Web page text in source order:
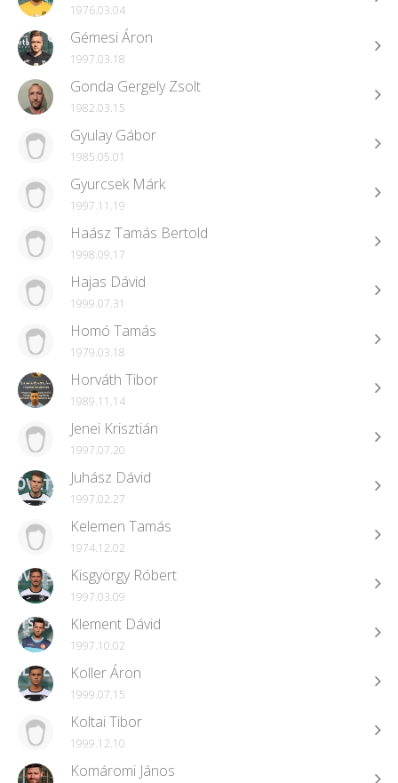
1976.03.04
Gémesi Áron
1997.03.18
Gonda Gergely Zsolt
1982.03.15
Gyulay Gábor
1985.05.01
Gyurcsek Márk
1997.11.19
Haász Tamás Bertold
1998.09.17
Hajas Dávid
1999.07.31
Homó Tamás
1979.03.18
Horváth Tibor
1989.11.14
Jenei Krisztián
1997.07.20
Juhász Dávid
1997.02.27
Kelemen Tamás
1974.12.02
Kisgyörgy Róbert
1997.03.09
Klement Dávid
1997.10.02
Koller Áron
1999.07.15
Koltai Tibor
1999.12.10
Komáromi János